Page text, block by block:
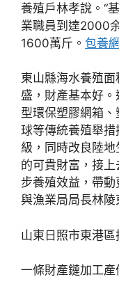
養殖戶林孝說。“
業職員到達2000
1600萬斤。 包養
東山縣海水養殖
盛，財產基本好
型環保塑膠網箱
球等傳統養殖舉
級，同時改良陸
的可貴財富，接
步養殖效益，帶
與漁業局局長林陵
山東日照市東港區
一條財產鏈加工